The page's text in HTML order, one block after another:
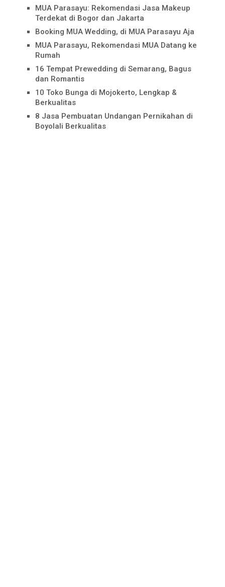
MUA Parasayu: Rekomendasi Jasa Makeup
Terdekat di Bogor dan Jakarta
Booking MUA Wedding, di MUA Parasayu Aja
MUA Parasayu, Rekomendasi MUA Datang ke
Rumah
16 Tempat Prewedding di Semarang, Bagus
dan Romantis
10 Toko Bunga di Mojokerto, Lengkap &
Berkualitas
8 Jasa Pembuatan Undangan Pernikahan di
Boyolali Berkualitas